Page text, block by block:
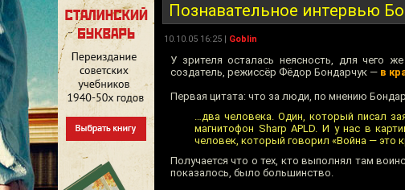
Познавательное интервью
10.10.05 16:25 | Goblin
У зрителя осталась неясность, для чего
создатель, режиссёр Фёдор Бондарчук — в
Первая цитата: что за люди, по мнению
…два человека. Один, который писал
магнитофон Sharp APLD. И у нас в
человек, который говорил «Война — это
Получается что о тех, кто выполнял там
показалось, было большинство.